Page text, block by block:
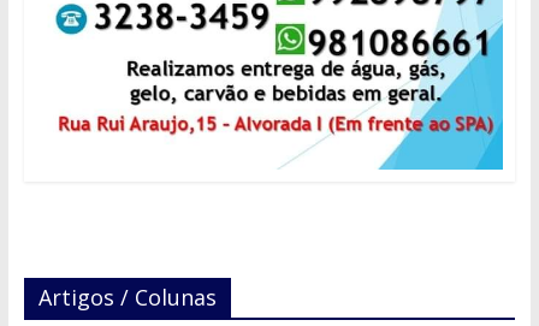
Artigos / Colunas